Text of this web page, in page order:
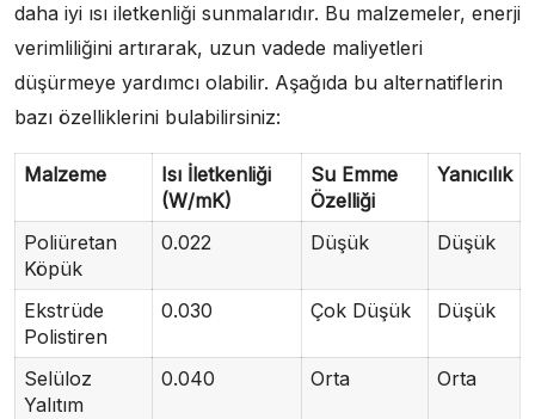
daha iyi ısı iletkenliği sunmalarıdır. Bu malzemeler, enerji
verimliliğini artırarak, uzun vadede maliyetleri
düşürmeye yardımcı olabilir. Aşağıda bu alternatiflerin
bazı özelliklerini bulabilirsiniz:
Malzeme
Isı İletkenliği
(W/mK)
Su Emme
Özelliği
Yanıcılık
Poliüretan
Köpük
0.022 Düşük Düşük
Ekstrüde
Polistiren
0.030 Çok Düşük Düşük
Selüloz
Yalıtım
0.040 Orta Orta